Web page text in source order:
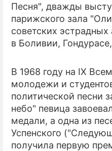
Песня", дважды
парижского зала
советских эстрадных
в Боливии,
В 1968 году на IX
молодежи и
политической песни
небо" певица
медали, а одна из
Успенского
получила первую